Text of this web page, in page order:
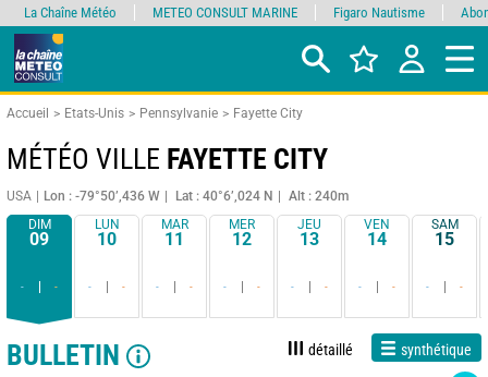
Accueil Etats-Unis Pennsylvanie Fayette City
MÉTÉO VILLE FAYETTE CITY
USA Lon : -79°50’,436 W Lat : 40°6’,024 N
Alt : 240m
DIM
09
- -
LUN
10
- -
MAR
11
- -
MER
12
- -
JEU
13
- -
VEN
14
- -
SAM
15
- -
BULLETIN détaillé synthétique
La Chaîne Météo METEO CONSULT MARINE Figaro Nautisme